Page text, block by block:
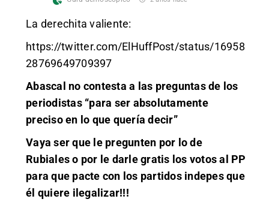
La derechita valiente:
https://twitter.com/ElHuffPost/status/16958
28769649709397
Abascal no contesta a las preguntas de los
periodistas “para ser absolutamente
preciso en lo que quería decir”
Vaya ser que le pregunten por lo de
Rubiales o por le darle gratis los votos al PP
para que pacte con los partidos indepes que
él quiere ilegalizar!!!